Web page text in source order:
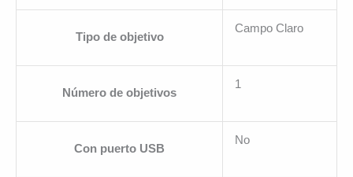
Tipo de objetivo
Campo Claro
Número de objetivos
1
Con puerto USB
No